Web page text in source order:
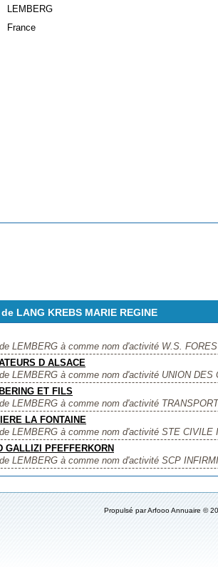
LEMBERG
France
LANG KREBS MARIE REGINE
LEMBERG à comme nom d'activité W.S.
D ALSACE
LEMBERG à comme nom d'activité UNION
ET FILS
LEMBERG à comme nom d'activité
LA FONTAINE
LEMBERG à comme nom d'activité STE
GALLIZI PFEFFERKORN
LEMBERG à comme nom d'activité SCP
Propulsé parArfooo Annuaire ©